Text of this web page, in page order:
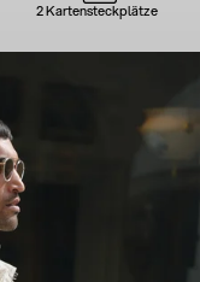
2 Kartensteckplätze